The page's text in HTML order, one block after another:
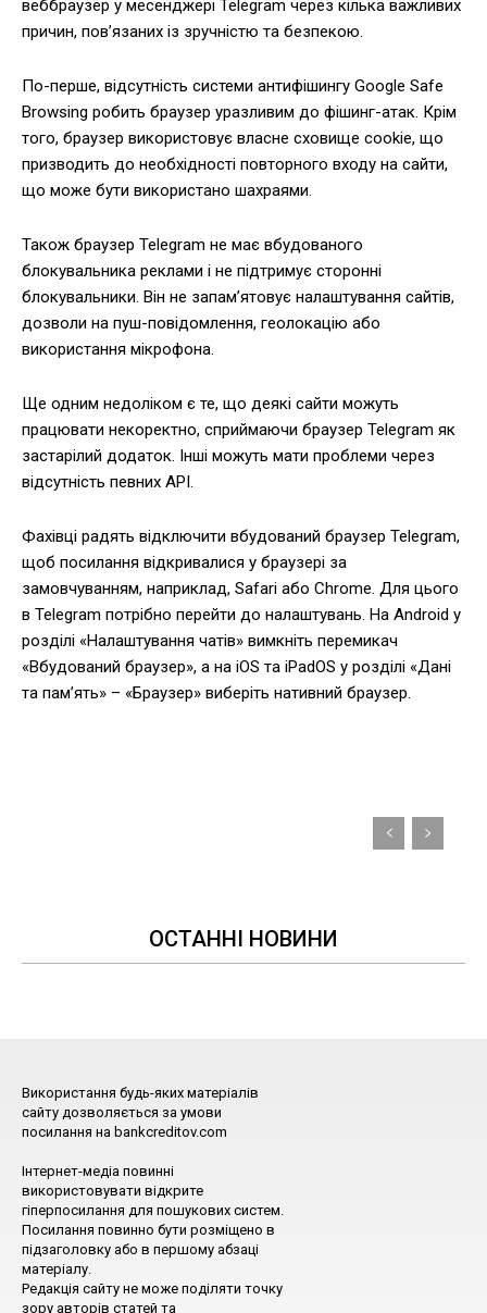
веббраузер у месенджері Telegram через кілька важливих
причин, пов’язаних із зручністю та безпекою.
По-перше, відсутність системи антифішингу Google Safe
Browsing робить браузер уразливим до фішинг-атак. Крім
того, браузер використовує власне сховище cookie, що
призводить до необхідності повторного входу на сайти,
що може бути використано шахраями.
Також браузер Telegram не має вбудованого
блокувальника реклами і не підтримує сторонні
блокувальники. Він не запам’ятовує налаштування сайтів,
дозволи на пуш-повідомлення, геолокацію або
використання мікрофона.
Ще одним недоліком є те, що деякі сайти можуть
працювати некоректно, сприймаючи браузер Telegram як
застарілий додаток. Інші можуть мати проблеми через
відсутність певних API.
Фахівці радять відключити вбудований браузер Telegram,
щоб посилання відкривалися у браузері за
замовчуванням, наприклад, Safari або Chrome. Для цього
в Telegram потрібно перейти до налаштувань. На Android у
розділі «Налаштування чатів» вимкніть перемикач
«Вбудований браузер», а на iOS та iPadOS у розділі «Дані
та пам’ять» – «Браузер» виберіть нативний браузер.
ОСТАННІ НОВИНИ
Використання будь-яких матеріалів
сайту дозволяється за умови
посилання на bankcreditov.com
Інтернет-медіа повинні
використовувати відкрите
гіперпосилання для пошукових систем.
Посилання повинно бути розміщено в
підзаголовку або в першому абзаці
матеріалу.
Редакція сайту не може поділяти точку
зору авторів статей та